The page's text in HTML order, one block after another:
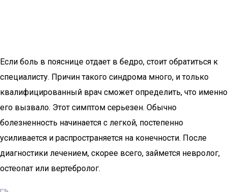
Если боль в пояснице отдает в бедро, стоит обратиться к
специалисту. Причин такого синдрома много, и только
квалифицированный врач сможет определить, что именно
его вызвало. Этот симптом серьезен. Обычно
болезненность начинается с легкой, постепенно
усиливается и распространяется на конечности. После
диагностики лечением, скорее всего, займется невролог,
остеопат или вертебролог.